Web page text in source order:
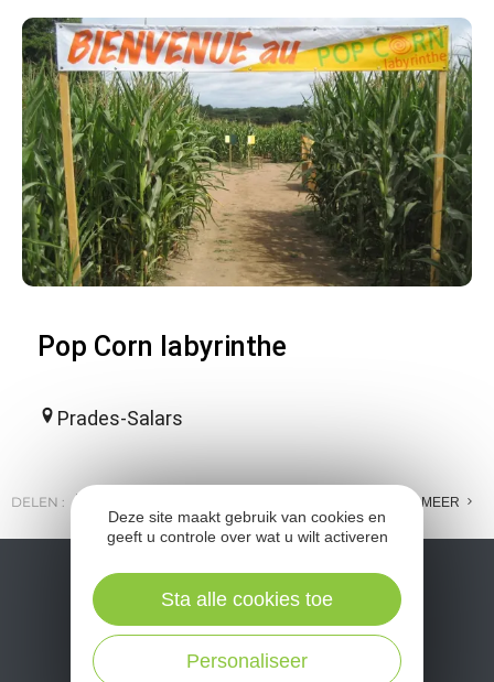
Pop Corn labyrinthe
Prades-Salars
DELEN : MEER
Deze site maakt gebruik van cookies en
geeft u controle over wat u wilt activeren
Personaliseer
Sta alle cookies toe